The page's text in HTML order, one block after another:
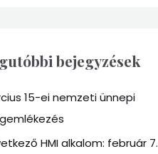
bejegyzések
15-ei nemzeti ünnepi
HMI alkalom: február 7.